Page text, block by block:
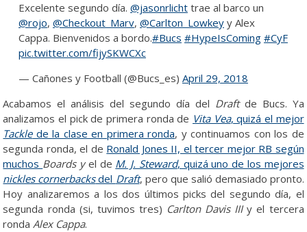
Excelente segundo día. @jasonrlichttrae al barco un
@rojo, @Checkout_Marv, @Carlton_Lowkeyy Alex
Cappa. Bienvenidos a bordo.#Bucs #HypeIsComing #CyF
pic.twitter.com/fijySKWCXc
— Cañones y Football (@Bucs_es) April 29, 2018
Acabamos el análisis del segundo día del Draftde Bucs. Ya
analizamos el pick de primera ronda de Vita Vea, quizá el mejor
Tacklede la clase en primera ronda, y continuamos con los de
segunda ronda, el de Ronald Jones II, el tercer mejor RB según
muchos Boards yel de M. J. Steward, quizá uno de los mejores
nickles cornerbacksdel Draft, pero que salió demasiado pronto.
Hoy analizaremos a los dos últimos picks del segundo día, el
segunda ronda (si, tuvimos tres) Carlton Davis IIIy el tercera
rondaAlex Cappa.